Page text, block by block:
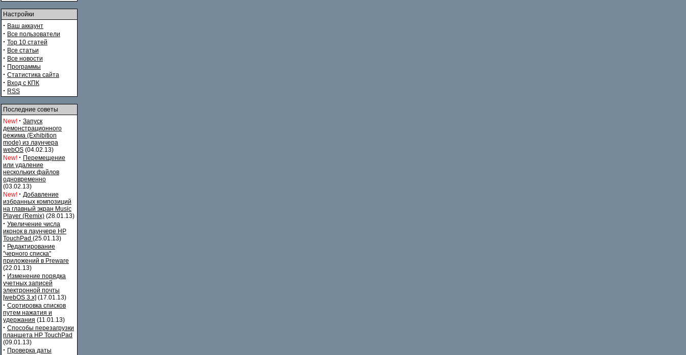
Настройки
· Ваш аккаунт
· Все пользователи
· Top 10 статей
· Все статьи
· Все новости
· Программы
· Статистика сайта
· Вход с КПК
· RSS
Последние советы
New! · Запуск
демонстрационного
режима (Exhibition
mode) из лаунчера
webOS (04.02.13)
New! · Перемещение
или удаление
нескольких файлов
одновременно
(03.02.13)
New! · Добавление
избранных композиций
на главный экран Music
Player (Remix) (28.01.13)
· Увеличение числа
иконок в лаунчере HP
TouchPad (25.01.13)
· Редактирование
"черного списка"
приложений в Preware
(22.01.13)
· Изменение порядка
учетных записей
электронной почты
[webOS 3.x] (17.01.13)
· Сортировка списков
путем нажатия и
удержания (11.01.13)
· Способы перезагрузки
планшета HP TouchPad
(09.01.13)
· Проверка даты